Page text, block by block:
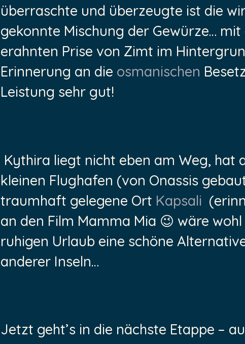
überraschte und überzeugte ist die
gekonnte Mischung der Gewürze… mit
erahnten Prise von Zimt im
Erinnerung an die osmanischen
Leistung sehr gut!
Kythira liegt nicht eben am Weg, hat
kleinen Flughafen (von Onassis
traumhaft gelegene Ort Kapsali
an den Film Mamma Mia 😉 wäre
ruhigen Urlaub eine schöne
anderer Inseln…
Jetzt geht’s in die nächste Etappe –